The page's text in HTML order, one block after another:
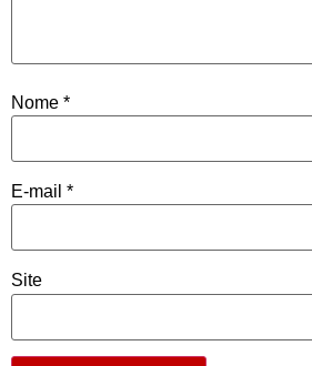
Nome *
E-mail *
Site